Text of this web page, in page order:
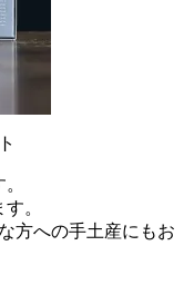
。
方への手土産にもお